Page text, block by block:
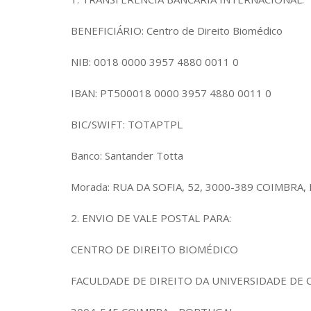
BENEFICIÁRIO: Centro de Direito Biomédico
NIB: 0018 0000 3957 4880 0011 0
IBAN: PT500018 0000 3957 4880 0011 0
BIC/SWIFT: TOTAPTPL
Banco: Santander Totta
Morada: RUA DA SOFIA, 52, 3000-389 COIMBRA,
2. ENVIO DE VALE POSTAL PARA:
CENTRO DE DIREITO BIOMÉDICO
FACULDADE DE DIREITO DA UNIVERSIDADE DE